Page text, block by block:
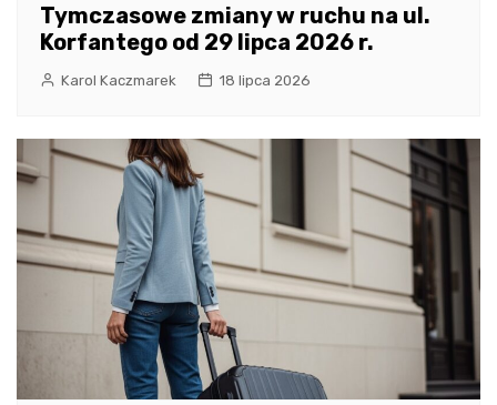
Tymczasowe zmiany w ruchu na ul.
Korfantego od 29 lipca 2026 r.
Karol Kaczmarek 18 lipca 2026